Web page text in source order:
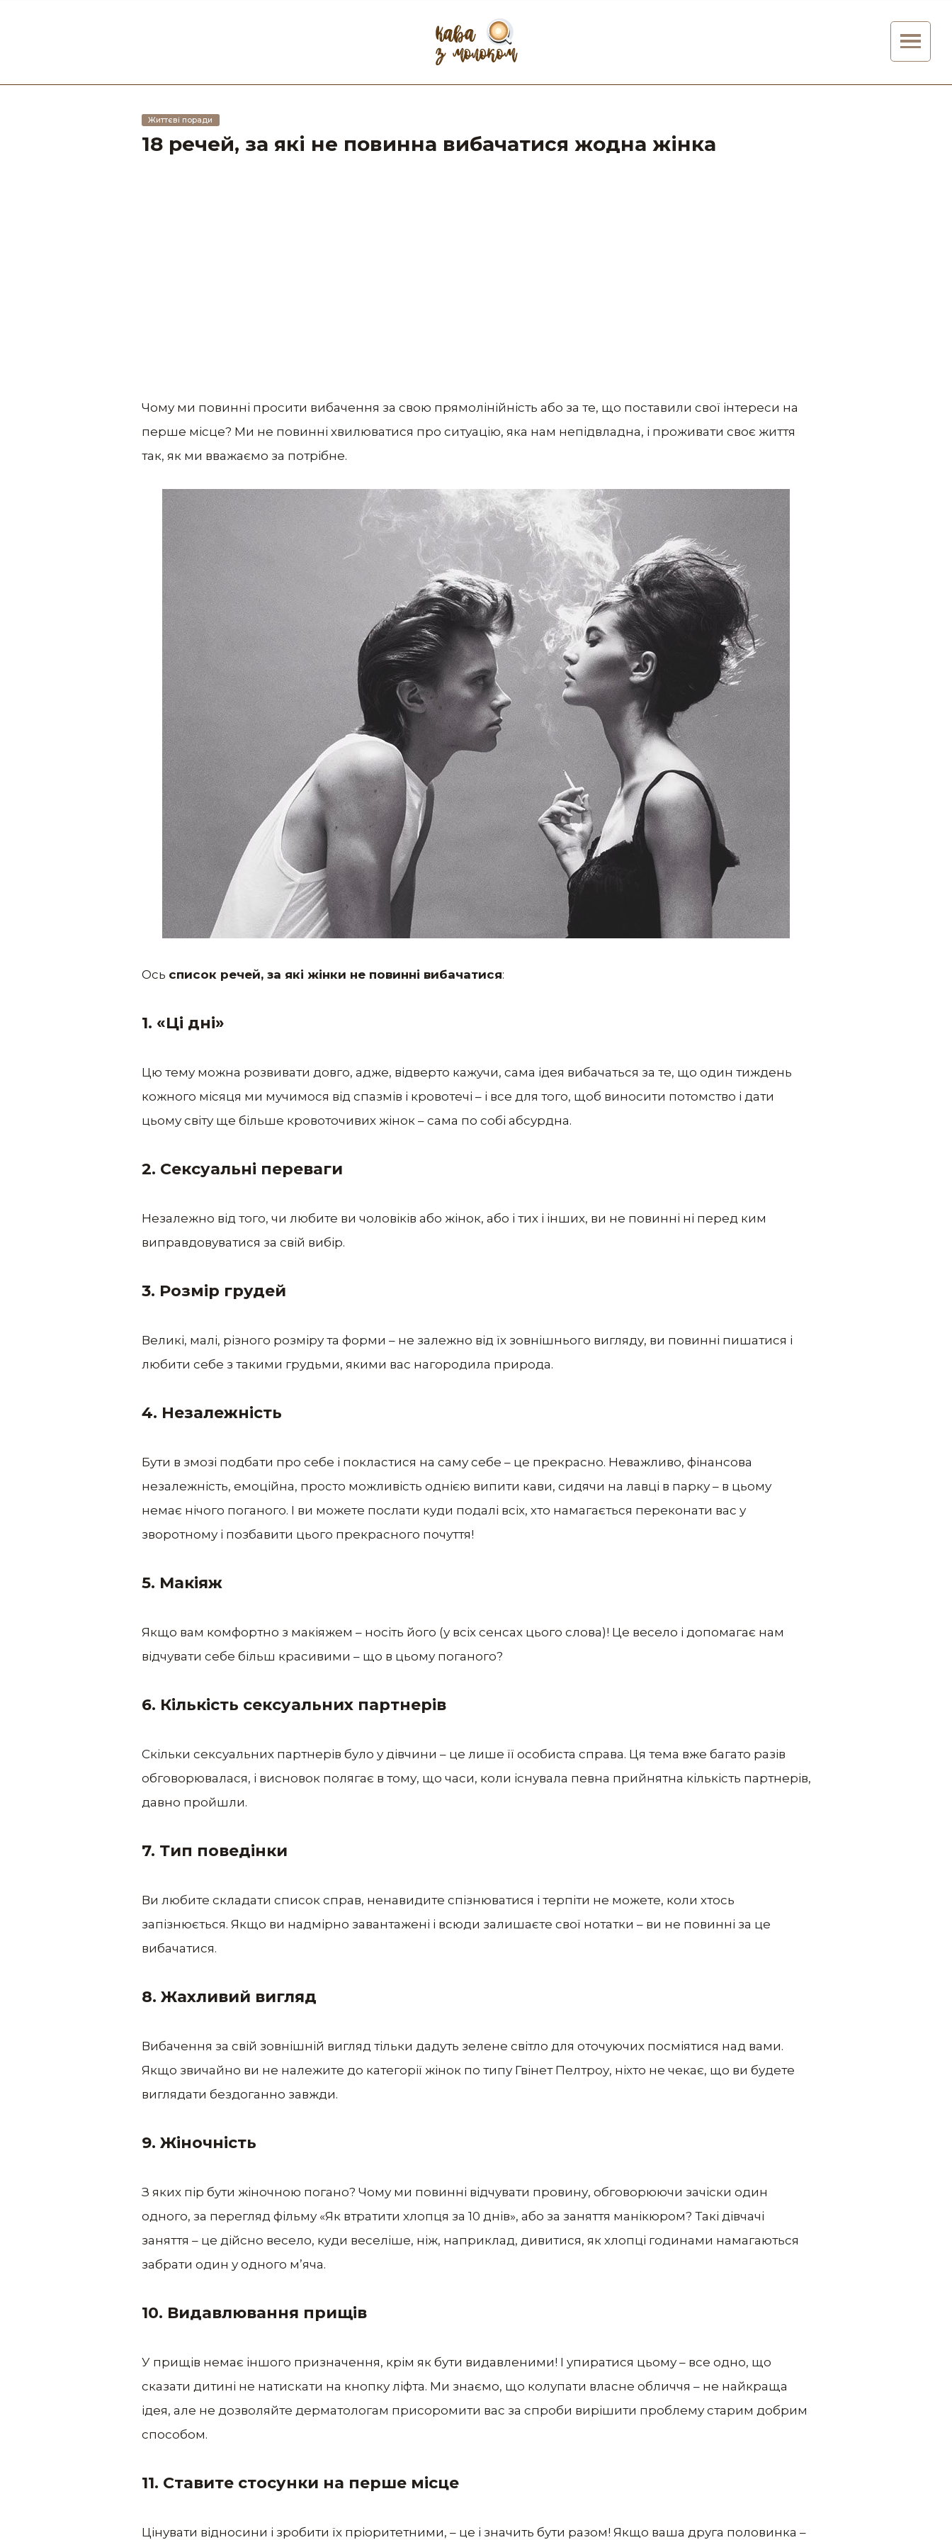
Життєві поради
18 речей, за які не повинна вибачатися жодна жінка
Чому ми повинні просити вибачення за свою прямолінійність або за те, що поставили свої інтереси на
перше місце? Ми не повинні хвилюватися про ситуацію, яка нам непідвладна, і проживати своє життя
так, як ми вважаємо за потрібне.
Ось список речей, за які жінки не повинні вибачатися:
1. «Ці дні»
Цю тему можна розвивати довго, адже, відверто кажучи, сама ідея вибачаться за те, що один тиждень
кожного місяця ми мучимося від спазмів і кровотечі – і все для того, щоб виносити потомство і дати
цьому світу ще більше кровоточивих жінок – сама по собі абсурдна.
2. Сексуальні переваги
Незалежно від того, чи любите ви чоловіків або жінок, або і тих і інших, ви не повинні ні перед ким
виправдовуватися за свій вибір.
3. Розмір грудей
Великі, малі, різного розміру та форми – не залежно від їх зовнішнього вигляду, ви повинні пишатися і
любити себе з такими грудьми, якими вас нагородила природа.
4. Незалежність
Бути в змозі подбати про себе і покластися на саму себе – це прекрасно. Неважливо, фінансова
незалежність, емоційна, просто можливість однією випити кави, сидячи на лавці в парку – в цьому
немає нічого поганого. І ви можете послати куди подалі всіх, хто намагається переконати вас у
зворотному і позбавити цього прекрасного почуття!
5. Макіяж
Якщо вам комфортно з макіяжем – носіть його (у всіх сенсах цього слова)! Це весело і допомагає нам
відчувати себе більш красивими – що в цьому поганого?
6. Кількість сексуальних партнерів
Скільки сексуальних партнерів було у дівчини – це лише її особиста справа. Ця тема вже багато разів
обговорювалася, і висновок полягає в тому, що часи, коли існувала певна прийнятна кількість партнерів,
давно пройшли.
7. Тип поведінки
Ви любите складати список справ, ненавидите спізнюватися і терпіти не можете, коли хтось
запізнюється. Якщо ви надмірно завантажені і всюди залишаєте свої нотатки – ви не повинні за це
вибачатися.
8. Жахливий вигляд
Вибачення за свій зовнішній вигляд тільки дадуть зелене світло для оточуючих посміятися над вами.
Якщо звичайно ви не належите до категорії жінок по типу Гвінет Пелтроу, ніхто не чекає, що ви будете
виглядати бездоганно завжди.
9. Жіночність
З яких пір бути жіночною погано? Чому ми повинні відчувати провину, обговорюючи зачіски один
одного, за перегляд фільму «Як втратити хлопця за 10 днів», або за заняття манікюром? Такі дівчачі
заняття – це дійсно весело, куди веселіше, ніж, наприклад, дивитися, як хлопці годинами намагаються
забрати один у одного м’яча.
10. Видавлювання прищів
У прищів немає іншого призначення, крім як бути видавленими! І упиратися цьому – все одно, що
сказати дитині не натискати на кнопку ліфта. Ми знаємо, що колупати власне обличчя – не найкраща
ідея, але не дозволяйте дерматологам присоромити вас за спроби вирішити проблему старим добрим
способом.
11. Ставите стосунки на перше місце
Цінувати відносини і зробити їх пріоритетними, – це і значить бути разом! Якщо ваша друга половинка –